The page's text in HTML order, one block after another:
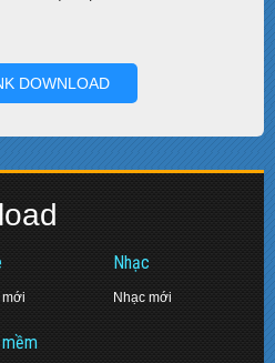
DOWNLOAD
mới
Nhạc
Nhạc mới